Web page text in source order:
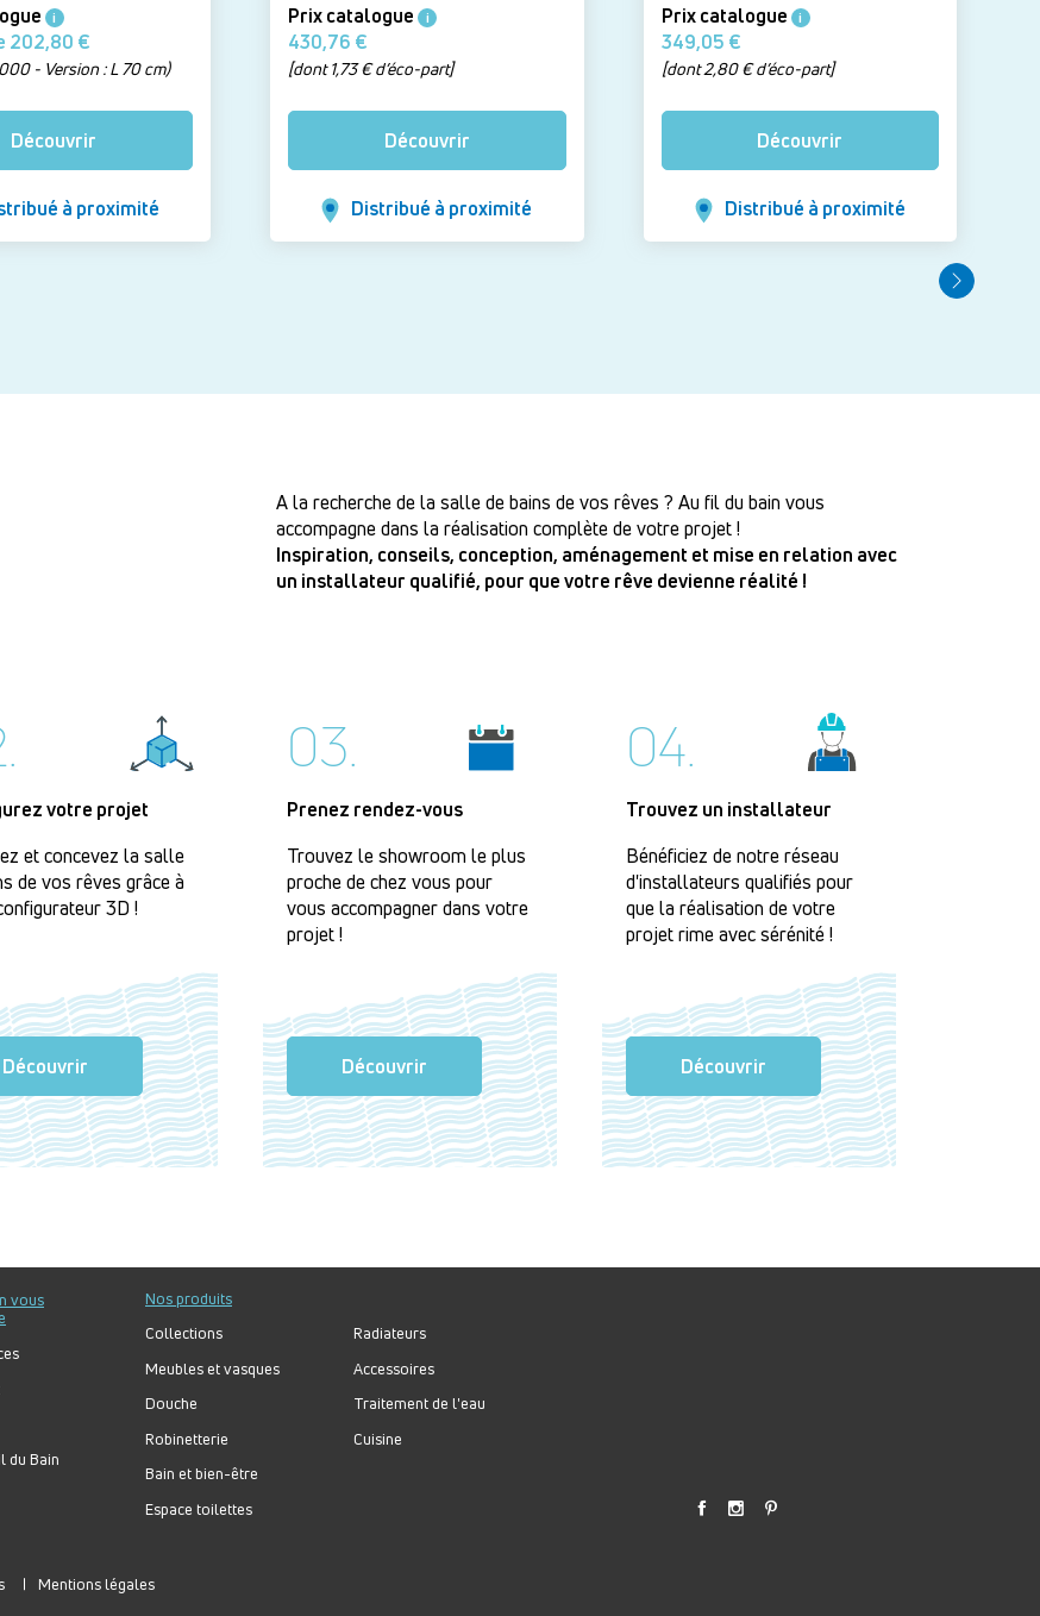
i
À partir de 202,80 €
- Version : L 70 cm)
Découvrir
à proximité
Prix catalogue i
430,76 €
[dont 1,73 € d’éco-part]
Découvrir
Distribué à proximité
Prix catalogue i
349,05 €
[dont 2,80 € d’éco-part]
Découvrir
Distribué à proximité
A la recherche de la salle de bains de vos rêves ? Au fil du bain vous
accompagne dans la réalisation complète de votre projet !
Inspiration, conseils, conception, aménagement et mise en relation avec
un installateur qualifié, pour que votre rêve devienne réalité !
votre projet
et concevez la salle
de vos rêves grâce à
3D !
Découvrir
03.
Prenez rendez-vous
Trouvez le showroom le plus
proche de chez vous pour
vous accompagner dans votre
projet !
Découvrir
04.
Trouvez un installateur
Bénéficiez de notre réseau
d'installateurs qualifiés pour
que la réalisation de votre
projet rime avec sérénité !
Découvrir
vous
du Bain
Nos produits
Collections
Meubles et vasques
Douche
Robinetterie
Bain et bien-être
Espace toilettes
Radiateurs
Accessoires
Traitement de l'eau
Cuisine
Mentions légales